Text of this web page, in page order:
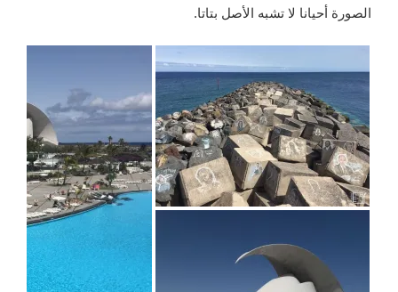
الصورة أحيانا لا تشبه الأصل بتاتا.